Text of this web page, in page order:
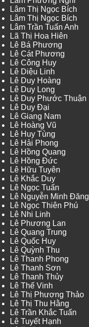
Lâm Thị Ngọc Bích
Lâm Thị Ngọc Bích
Lâm Trần Tuấn Anh
Lã Thị Hoa Hiên
Lê Bá Phương
Lê Cát Phương
Lê Công Huy
Lê Diệu Linh
Lê Duy Hoàng
Lê Duy Long
Lê Duy Phước Thuận
Lê Duy Đại
Lê Giang Nam
Lê Hoàng Vũ
Lê Huy Tùng
Lê Hải Phong
Lê Hồng Quang
Lê Hồng Đức
Lê Hữu Tuyên
Lê Khắc Duy
Lê Ngọc Tuấn
Lê Nguyễn Minh Đăng
Lê Ngọc Thiên Phú
Lê Nhi Linh
Lê Phương Lan
Lê Quang Trung
Lê Quốc Huy
Lê Quỳnh Thu
Lê Thanh Phong
Lê Thanh Sơn
Lê Thanh Thủy
Lê Thế Vinh
Lê Thị Phương Thảo
Lê Thị Thu Hằng
Lê Trần Khắc Tuấn
Lê Tuyết Hạnh